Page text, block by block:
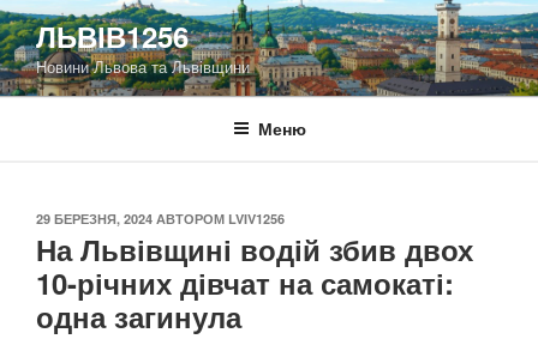
Перейти
до
вмісту
ЛЬВІВ1256
Новини Львова та Львівщини
Меню
ОПУБЛІКОВАНО
29 БЕРЕЗНЯ, 2024 АВТОРОМ LVIV1256
На Львівщині водій збив двох
10-річних дівчат на самокаті:
одна загинула